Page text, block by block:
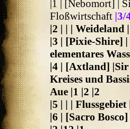
|1 | [Nebomort] |
Floßwirtschaft |3/
|2 | | |
|3 | [Pixie-Shire]
elementares
|4 | [Axtland]
Kreises und
Aue |1 |2 |2
|5 | | |
|6 | [Sacro